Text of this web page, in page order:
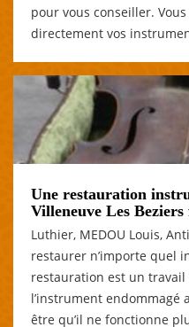
pour vous conseiller.
directement vos
Une restauration
Villeneuve Les
Luthier, MEDOU Louis,
restaurer n’importe quel
restauration est un
l’instrument endommagé
être qu’il ne fonctionne